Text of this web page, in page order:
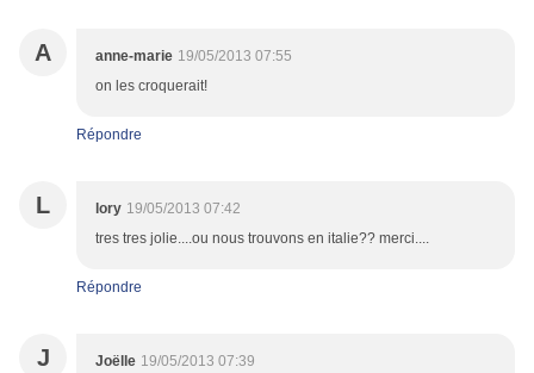
A anne-marie 19/05/2013 07:55
on les croquerait!
Répondre
L lory 19/05/2013 07:42
tres tres jolie....ou nous trouvons en italie?? merci....
Répondre
J Joëlle 19/05/2013 07:39